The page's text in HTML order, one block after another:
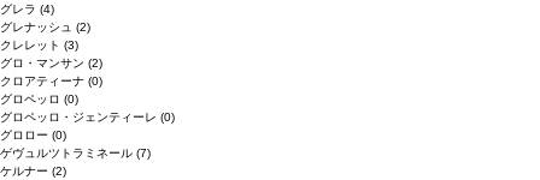
グレラ (4)
グレナッシュ (2)
クレレット (3)
グロ・マンサン (2)
クロアティーナ (0)
グロペッロ (0)
グロペッロ・ジェンティーレ (0)
グロロー (0)
ゲヴュルツトラミネール (7)
ケルナー (2)